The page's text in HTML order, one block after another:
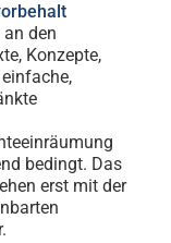
den
Konzepte,
bedingt. Das
erst mit der